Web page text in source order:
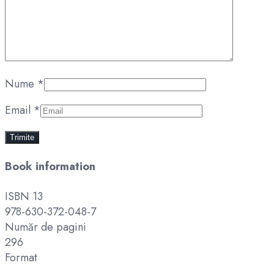
Nume *
Email *
Book information
ISBN 13
978-630-372-048-7
Număr de pagini
296
Format